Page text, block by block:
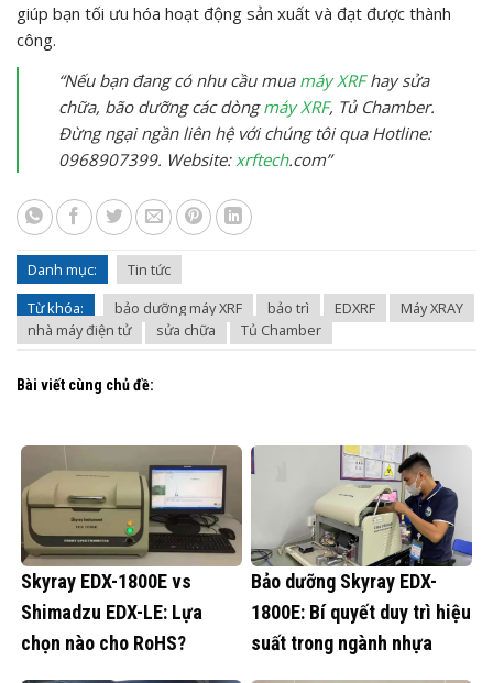
giúp bạn tối ưu hóa hoạt động sản xuất và đạt được thành
công.
“Nếu bạn đang có nhu cầu mua máy XRFhay sửa
chữa, bão dưỡng các dòngmáy XRF, Tủ Chamber.
Đừng ngại ngần liên hệ với chúng tôi qua Hotline:
0968907399. Website:xrftech.com”
Danh mục:
Tin tức
Từ khóa:
bảo dưỡng máy XRF bảo trì EDXRF
Máy XRAY
nhà máy điện tử
sửa chữa Tủ Chamber
Bài viết cùng chủ đề:
Skyray EDX-1800E vs
Shimadzu EDX-LE: Lựa
chọn nào cho RoHS?
Bảo dưỡng Skyray EDX-
1800E: Bí quyết duy trì hiệu
suất trong ngành nhựa